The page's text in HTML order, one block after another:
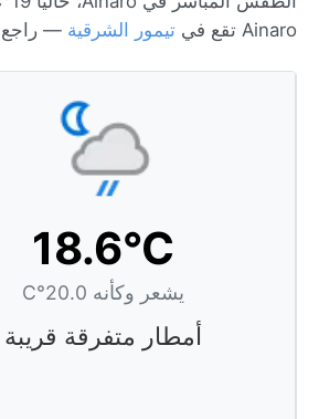
Ainaro تقع في
تيمور الشرقية — راجع
18.6°C
يشعر وكأنه 20.0°C
أمطار متفرقة قريبة